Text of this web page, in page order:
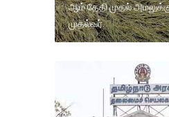
ஆம் தேதி முதல்
முதல்வர்.